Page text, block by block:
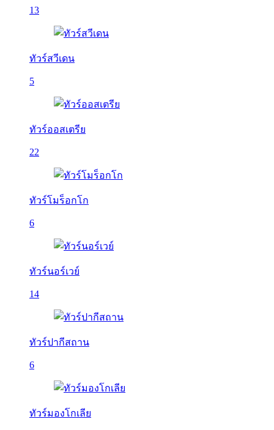
13
ทัวร์สวีเดน
5
ทัวร์ออสเตรีย
22
ทัวร์โมร็อกโก
6
ทัวร์นอร์เวย์
14
ทัวร์ปากีสถาน
6
ทัวร์มองโกเลีย